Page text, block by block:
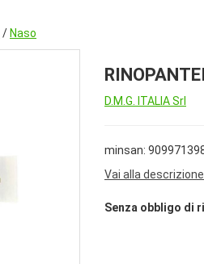
/ Naso
D.M.G. ITALIA Srl
minsan:
Vai alla
Senza obbligo di